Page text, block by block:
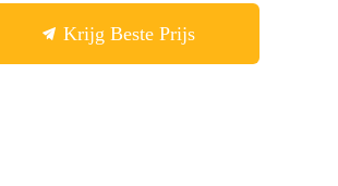
Krijg Beste Prijs